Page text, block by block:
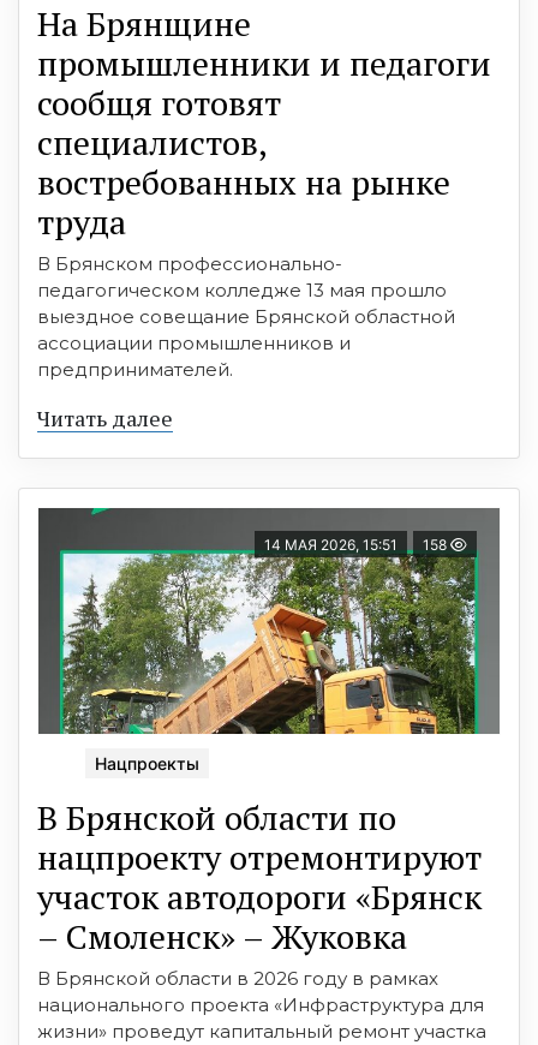
На Брянщине
промышленники и педагоги
сообщя готовят
специалистов,
востребованных на рынке
труда
В Брянском профессионально-
педагогическом колледже 13 мая прошло
выездное совещание Брянской областной
ассоциации промышленников и
предпринимателей.
Читать далее
14 МАЯ 2026, 15:51 158
Нацпроекты
В Брянской области по
нацпроекту отремонтируют
участок автодороги «Брянск
– Смоленск» – Жуковка
В Брянской области в 2026 году в рамках
национального проекта «Инфраструктура для
жизни» проведут капитальный ремонт участка